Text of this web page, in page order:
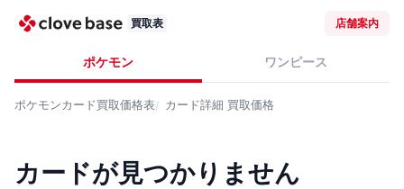
買取表 店舗案内
ポケモン ワンピース
ポケモンカード買取価格表 カード詳細 買取価格
カードが見つかりません